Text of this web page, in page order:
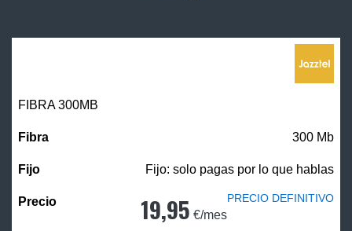
FIBRA 300MB
300 Mb
Fijo: solo pagas por lo que hablas
19,95 €/mes
PRECIO DEFINITIVO